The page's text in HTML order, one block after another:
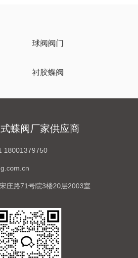
球阀阀门
衬胶蝶阀
蝶阀厂家供应商
18001379750
庄路71号院3楼20层2003室